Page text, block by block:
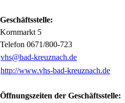
Geschäftsstelle:
Kornmarkt 5
Telefon 0671/800-723
vhs@bad-kreuznach.de
http://www.vhs-bad-kreuznach.de
Öffnungszeiten der Geschäftsstelle: